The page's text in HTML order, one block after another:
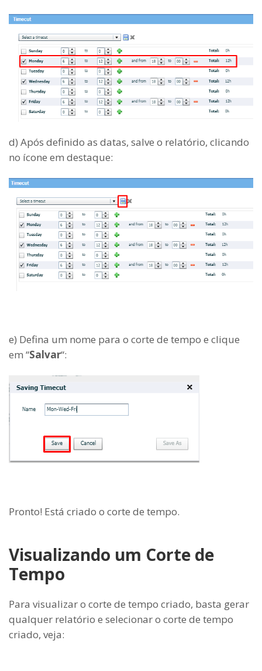
d) Após definido as datas, salve o relatório, clicando
no ícone em destaque:
e) Defina um nome para o corte de tempo e clique
em “Salvar“:
Pronto! Está criado o corte de tempo.
Visualizando um Corte de
Tempo
Para visualizar o corte de tempo criado, basta gerar
qualquer relatório e selecionar o corte de tempo
criado, veja: